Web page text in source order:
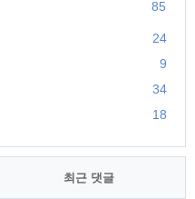
85
24
9
34
18
최근 댓글